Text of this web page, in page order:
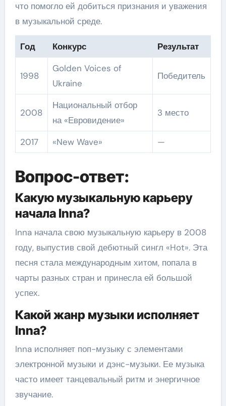
что помогло ей добиться признания и уважения
в музыкальной среде.
Год Конкурс Результат
1998
Golden Voices of
Ukraine
Победитель
2008
Национальный отбор
на «Евровидение»
3 место
2017 «New Wave» —
Вопрос-ответ:
Какую музыкальную карьеру
начала Inna?
Inna начала свою музыкальную карьеру в 2008
году, выпустив свой дебютный сингл «Hot». Эта
песня стала международным хитом, попала в
чарты разных стран и принесла ей большой
успех.
Какой жанр музыки исполняет
Inna?
Inna исполняет поп-музыку с элементами
электронной музыки и дэнс-музыки. Ее музыка
часто имеет танцевальный ритм и энергичное
звучание.